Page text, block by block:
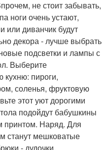
не стоит забывать,
ноги очень устают,
или диванчик будут
декора - лучше выбрать
подсветки и лампы с
Выберите
пироги,
соленья, фруктовую
этот уют дорогими
подойдут бабушкины
принтом. Наряд. Для
станут мешковатые